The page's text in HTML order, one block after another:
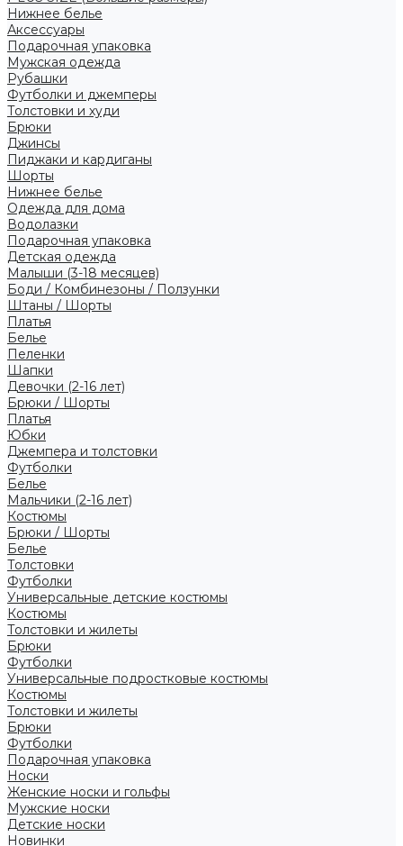
Нижнее белье
Аксессуары
Подарочная упаковка
Мужская одежда
Рубашки
Футболки и джемперы
Толстовки и худи
Брюки
Джинсы
Пиджаки и кардиганы
Шорты
Нижнее белье
Одежда для дома
Водолазки
Подарочная упаковка
Детская одежда
Малыши (3-18 месяцев)
Боди / Комбинезоны / Ползунки
Штаны / Шорты
Платья
Белье
Пеленки
Шапки
Девочки (2-16 лет)
Брюки / Шорты
Платья
Юбки
Джемпера и толстовки
Футболки
Белье
Мальчики (2-16 лет)
Костюмы
Брюки / Шорты
Белье
Толстовки
Футболки
Универсальные детские костюмы
Костюмы
Толстовки и жилеты
Брюки
Футболки
Универсальные подростковые костюмы
Костюмы
Толстовки и жилеты
Брюки
Футболки
Подарочная упаковка
Носки
Женские носки и гольфы
Мужские носки
Детские носки
Новинки